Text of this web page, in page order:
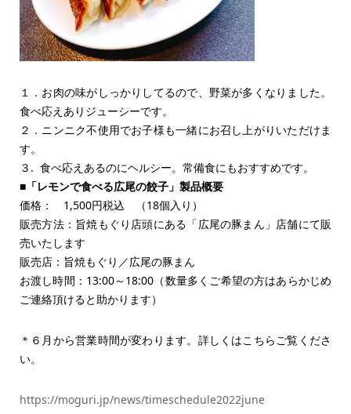
１．お肉の味がしっかりしてるので、野菜が多くなりました。
食べ応えありジューシーです。
２．ニンニク不使用でお子様も一緒にお召し上がりいただけま
す。
３. 食べ応えあるのにヘルシー。常備食にもおすすめです。
■「レモンで食べる広尾の餃子」製品概要
価格： 1,500円税込 （18個入り）
販売方法：旨焼もぐり店頭にある「広尾の豚まん」店舗にて販
売いたします
販売店：旨焼もぐり／広尾の豚まん
お渡し時間：13:00～18:00（数量多くご希望の方はあらかじめ
ご連絡頂けると助かります）
＊６月から営業時間が変わります。詳しくはこちらご覧くださ
い。
https://moguri.jp/news/timeschedule2022june